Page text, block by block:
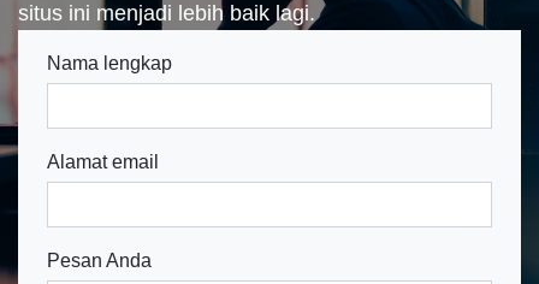
situs ini menjadi lebih baik lagi.
Nama lengkap
Alamat email
Pesan Anda